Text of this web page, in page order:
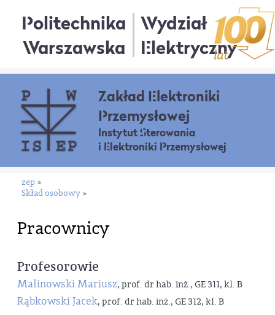
Politechnika
Warszawska
Wydział
Elektryczny
Zakład Elektroniki
Przemysłowej
Instytut Sterowania
i Elektroniki Przemysłowej
zep »
Skład osobowy »
Pracownicy
Profesorowie
Malinowski Mariusz, prof. dr hab. inż., GE 311, kl. B
Rąbkowski Jacek, prof. dr hab. inż., GE 312, kl. B